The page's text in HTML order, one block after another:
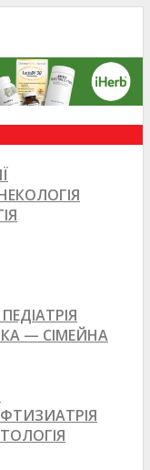
— СІМЕЙНА